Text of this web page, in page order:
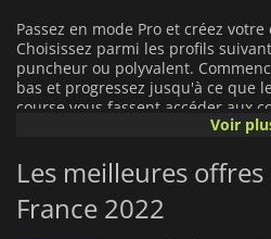
Passez en mode Pro et créez
Choisissez parmi les profils
puncheur ou polyvalent.
bas et progressez jusqu'à ce que
course vous fassent accéder aux
vrai cycliste. Vous pouvez
changer la fréquence et les effets,
aux conséquences à long terme
Voir
Les meilleures
France 2022